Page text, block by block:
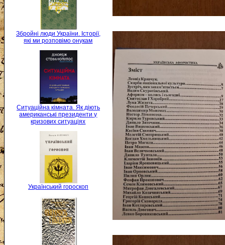
Збройні люди України. Історії,
які ми розповімо онукам
Ситуаційна кімната. Як діють
американські президенти у
кризових ситуаціях
Український гороскоп